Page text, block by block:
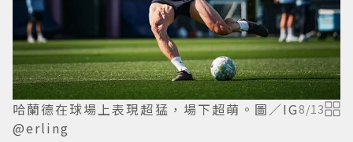
哈蘭德在球場上表現超猛，場下超萌。圖／IG
@erling
8/13